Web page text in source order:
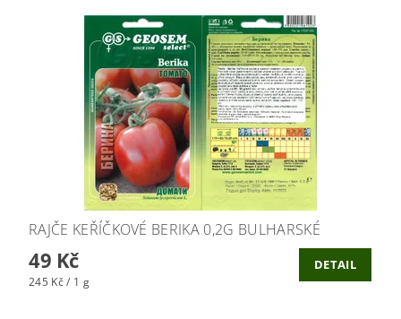
RAJČE KEŘÍČKOVÉ BERIKA 0,2G BULHARSKÉ
49 Kč
245 Kč / 1 g
DETAIL